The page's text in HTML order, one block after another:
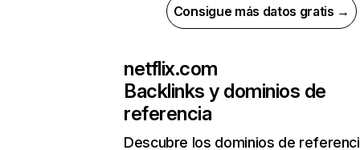
Consigue más datos gratis →
netflix.com
Backlinks y dominios de
referencia
Descubre los dominios de